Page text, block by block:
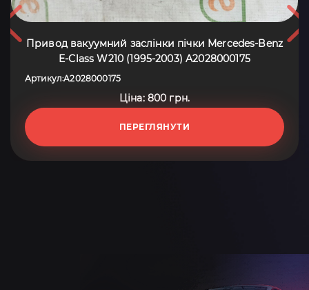
Привод вакуумний заслінки пічки Mercedes-Benz
E-Class W210 (1995-2003) A2028000175
Артикул:A2028000175
Ціна: 800 грн.
ПЕРЕГЛЯНУТИ